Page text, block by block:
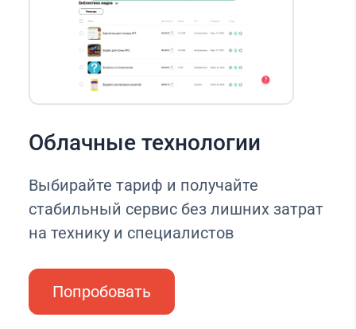
Облачные технологии
Выбирайте тариф и получайте
стабильный сервис без лишних затрат
на технику и специалистов
Попробовать